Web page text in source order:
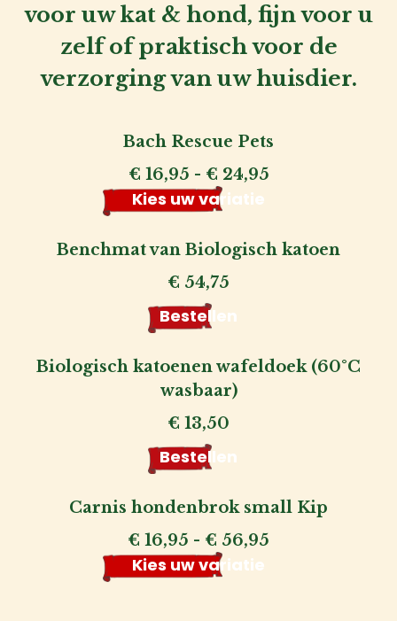
voor uw kat & hond, fijn voor u
zelf of praktisch voor de
verzorging van uw huisdier.
Bach Rescue Pets
€ 16,95 - € 24,95Prijsklasse:
€ 24,95
Kies uw variatie
Benchmat van Biologisch katoen
€ 54,75
Bestellen
Biologisch katoenen wafeldoek (60°C
wasbaar)
€ 13,50
Bestellen
Carnis hondenbrok small Kip
€ 16,95 - € 56,95
Kies uw variatie